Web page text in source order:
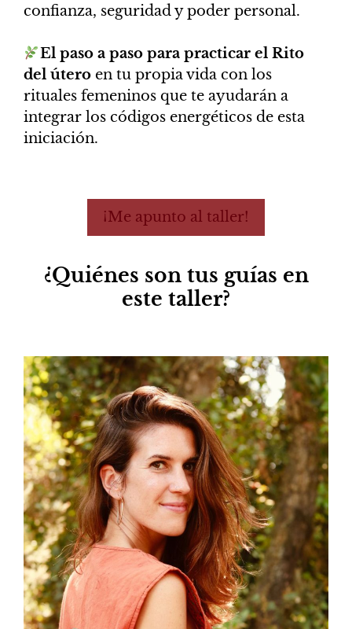
confianza, seguridad y poder personal.
El paso a paso para practicar el Rito
del útero en tu propia vida con los
rituales femeninos que te ayudarán a
integrar los códigos energéticos de esta
iniciación.
¡Me apunto al taller!
¿Quiénes son tus guías en
este taller?